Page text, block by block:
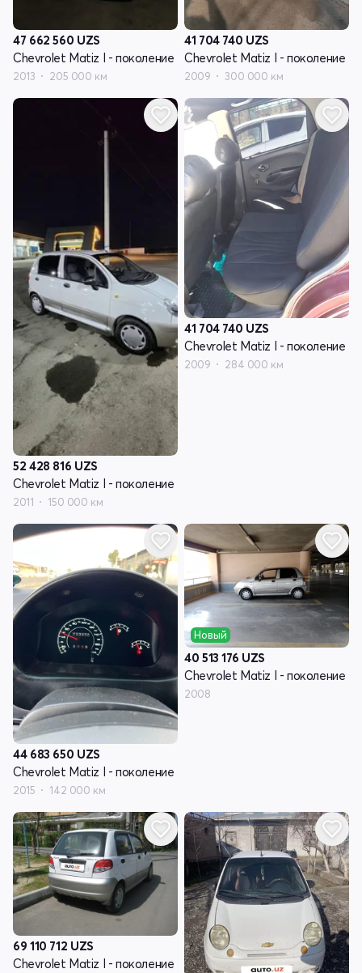
47 662 560 UZS
Chevrolet Matiz I - поколение
2013 205 000 км
41 704 740 UZS
Chevrolet Matiz I - поколение
2009 300 000 км
52 428 816 UZS
Chevrolet Matiz I - поколение
2011 150 000 км
41 704 740 UZS
Chevrolet Matiz I - поколение
2009 284 000 км
44 683 650 UZS
Chevrolet Matiz I - поколение
2015 142 000 км
Новый
40 513 176 UZS
Chevrolet Matiz I - поколение
2008
69 110 712 UZS
Chevrolet Matiz I - поколение